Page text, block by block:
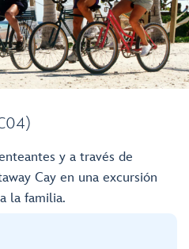
y a través de
Cay en una excursión
la familia.